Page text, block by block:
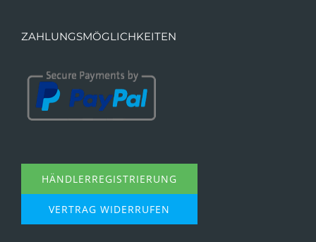
ZAHLUNGSMÖGLICHKEITEN
HÄNDLERREGISTRIERUNG
VERTRAG WIDERRUFEN